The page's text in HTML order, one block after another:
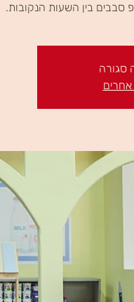
בין השעות הנקובות.
סגורה
אחרים